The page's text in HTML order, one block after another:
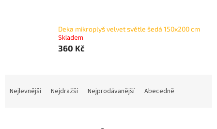
Deka mikroplyš velvet světle šedá 150x200 cm
Skladem
360 Kč
Nejlevnější Nejdražší Nejprodávanější Abecedně